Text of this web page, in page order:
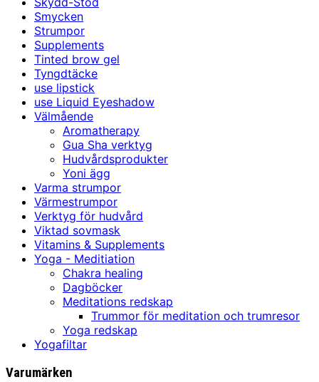
Smycken
Strumpor
Supplements
Tinted brow gel
Tyngdtäcke
use lipstick
use Liquid Eyeshadow
Välmående
Aromatherapy
Gua Sha verktyg
Hudvårdsprodukter
Yoni ägg
Varma strumpor
Värmestrumpor
Verktyg för hudvård
Viktad sovmask
Vitamins & Supplements
Yoga - Meditiation
Chakra healing
Dagböcker
Meditations redskap
Trummor för meditation och trumresor
Yoga redskap
Yogafiltar
Varumärken